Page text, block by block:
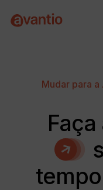
Mudar para